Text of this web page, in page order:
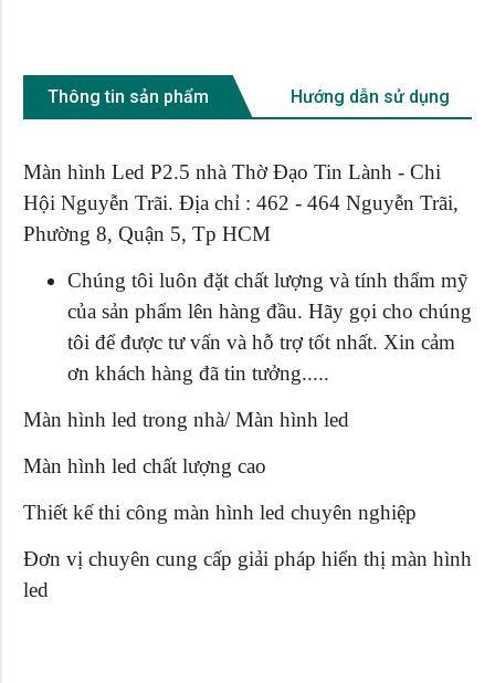
Thông tin sản phẩm Hướng dẫn sử dụng
Màn hình Led P2.5 nhà Thờ Đạo Tin Lành - Chi
Hội Nguyễn Trãi. Địa chỉ : 462 - 464 Nguyễn Trãi,
Phường 8, Quận 5, Tp HCM
Chúng tôi luôn đặt chất lượng và tính thẩm mỹ
của sản phẩm lên hàng đầu. Hãy gọi cho chúng
tôi để được tư vấn và hỗ trợ tốt nhất. Xin cảm
ơn khách hàng đã tin tưởng.....
Màn hình led trong nhà/ Màn hình led
Màn hình led chất lượng cao
Thiết kế thi công màn hình led chuyên nghiệp
Đơn vị chuyên cung cấp giải pháp hiển thị màn hình
led